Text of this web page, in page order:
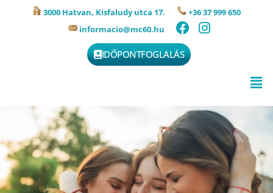
3000 Hatvan, Kisfaludy utca 17.
+36 37 999 650
informacio@mc60.hu
IDŐPONTFOGLALÁS